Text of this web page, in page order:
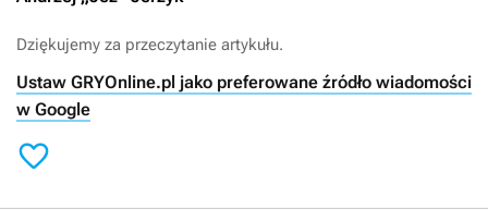
Dziękujemy za przeczytanie artykułu.
Ustaw GRYOnline.pl jako preferowane źródło wiadomości
w Google
